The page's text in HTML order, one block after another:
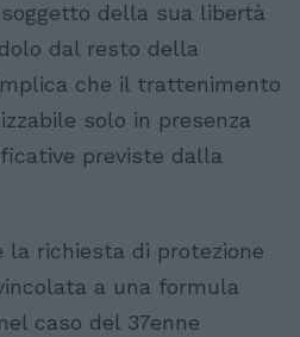
della sua libertà
dal resto della
che il trattenimento
solo in presenza
previste dalla
la richiesta di protezione
a una formula
caso del 37enne